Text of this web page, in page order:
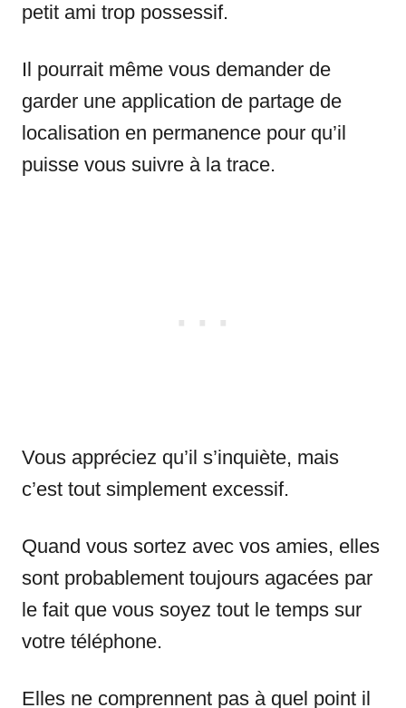
petit ami trop possessif.
Il pourrait même vous demander de
garder une application de partage de
localisation en permanence pour qu’il
puisse vous suivre à la trace.
Vous appréciez qu’il s’inquiète, mais
c’est tout simplement excessif.
Quand vous sortez avec vos amies, elles
sont probablement toujours agacées par
le fait que vous soyez tout le temps sur
votre téléphone.
Elles ne comprennent pas à quel point il